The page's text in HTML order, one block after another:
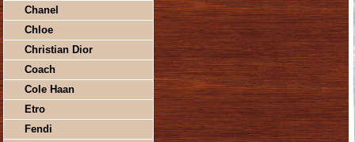
Chanel
Chloe
Christian Dior
Coach
Cole Haan
Etro
Fendi